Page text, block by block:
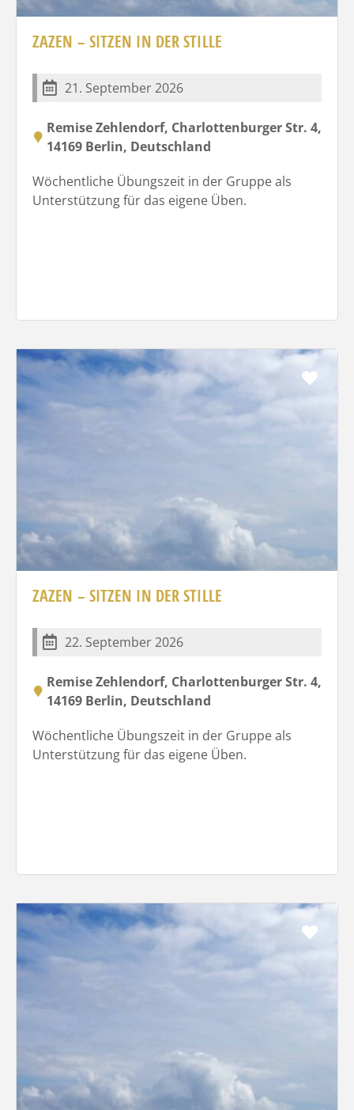
ZAZEN – SITZEN IN DER STILLE
21. September 2026
Remise Zehlendorf, Charlottenburger Str. 4,
14169 Berlin, Deutschland
Wöchentliche Übungszeit in der Gruppe als
Unterstützung für das eigene Üben.
ZAZEN – SITZEN IN DER STILLE
22. September 2026
Remise Zehlendorf, Charlottenburger Str. 4,
14169 Berlin, Deutschland
Wöchentliche Übungszeit in der Gruppe als
Unterstützung für das eigene Üben.